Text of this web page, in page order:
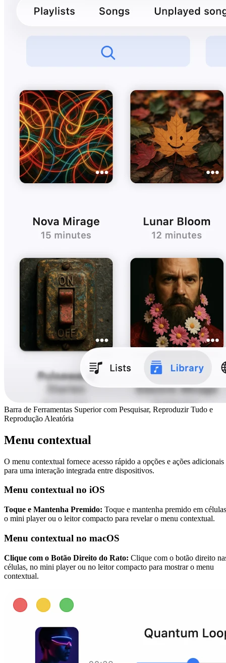
Barra de Ferramentas Superior com Pesquisar, Reproduzir Tudo e
Reprodução Aleatória
Menu contextual
O menu contextual fornece acesso rápido a opções e ações adicionais
para uma interação integrada entre dispositivos.
Menu contextual no iOS
Toque e Mantenha Premido: Toque e mantenha premido em
o mini player ou o leitor compacto para revelar o menu contextual.
Menu contextual no macOS
Clique com o Botão Direito do Rato: Clique com o botão direito
células, no mini player ou no leitor compacto para mostrar o menu
contextual.